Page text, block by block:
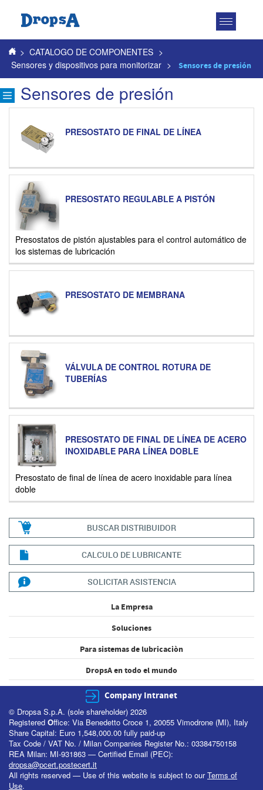
Toggle
> CATALOGO DE COMPONENTES >
Sensores y dispositivos para monitorizar > Sensores de presión
Sensores de presión
PRESOSTATO DE FINAL DE LÍNEA
PRESOSTATO REGULABLE A PISTÓN
Presostatos de pistón ajustables para el control automático de
los sistemas de lubricación
PRESOSTATO DE MEMBRANA
VÁLVULA DE CONTROL ROTURA DE
TUBERÍAS
PRESOSTATO DE FINAL DE LÍNEA DE ACERO
INOXIDABLE PARA LÍNEA DOBLE
Presostato de final de línea de acero inoxidable para línea
doble
BUSCAR DISTRIBUIDOR
CALCULO DE LUBRICANTE
SOLICITAR ASISTENCIA
La Empresa
Soluciones
Para sistemas de lubricaciòn
DropsA en todo el mundo
Company Intranet
© Dropsa S.p.A. (sole shareholder) 2026
Registered Office: Via Benedetto Croce 1, 20055 Vimodrone (MI), Italy
Share Capital: Euro 1,548,000.00 fully paid-up
Tax Code / VAT No. / Milan Companies Register No.: 03384750158
REA Milan: MI-931863 — Certified Email (PEC):
dropsa@pcert.postecert.it
All rights reserved — Use of this website is subject to ourTerms of
Use.